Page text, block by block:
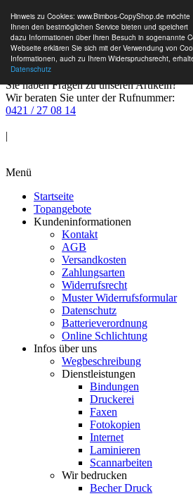
Hinweis zu Cookies: www.Bimbos-CopyShop.de möchte
Ihnen den bestmöglichen Service bieten und speichert
dazu Informationen über Ihren Besuch in sogenannte
Webseite erklären Sie sich mit der Verwendung von
Informationen, auch zu Ihrem Widerspruchsrecht,
Datenschutz
Sie haben Fragen zu unseren Artikeln?
Wir beraten Sie unter der Rufnummer:
0421 / 27 08 14
|
Menü
Startseite
Topangebote
Kundeninformationen
Kontakt
AGB
Versandkosten
Zahlungsarten
Widerrufsrecht
Muster Widerrufsformular
Datenschutz
Batterieverordnung
Online Schlichtung
Infos über uns
Wegbeschreibung
Dienstleistungen
Bindungen
Druckerei
Faxen
Fotokopien
Internet
Laminieren
Scannarbeiten
Wir bedrucken
Becher Druck